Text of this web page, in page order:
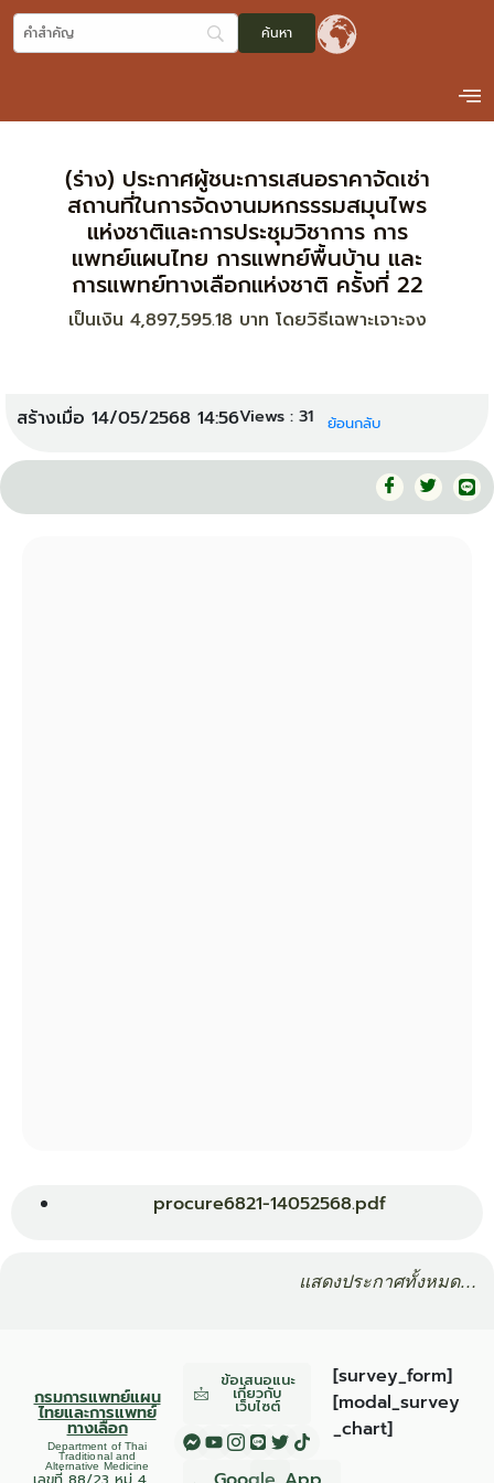
(ร่าง) ประกาศผู้ชนะการเสนอราคาจัดเช่า
สถานที่ในการจัดงานมหกรรรมสมุนไพร
แห่งชาติและการประชุมวิชาการ การ
แพทย์แผนไทย การแพทย์พื้นบ้าน และ
การแพทย์ทางเลือกแห่งชาติ ครั้งที่ 22
เป็นเงิน 4,897,595.18 บาท โดยวิธีเฉพาะเจาะจง
สร้างเมื่อ 14/05/2568 14:56Views : 31 ย้อนกลับ
procure6821-14052568.pdf
แสดงประกาศทั้งหมด…
กรมการแพทย์แผน
ไทยและการแพทย์
ทางเลือก
Department of Thai
Traditional and
Alternative Medicine
ข้อเสนอแนะ
เกี่ยวกับ
เว็บไซต์
[survey_form]
[modal_survey
_chart]